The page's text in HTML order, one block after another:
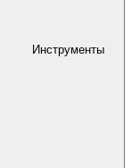
Инструменты